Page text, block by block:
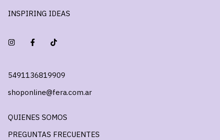
INSPIRING IDEAS
5491136819909
shoponline@fera.com.ar
QUIENES SOMOS
PREGUNTAS FRECUENTES